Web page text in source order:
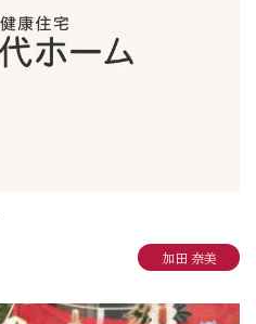
加田 奈美